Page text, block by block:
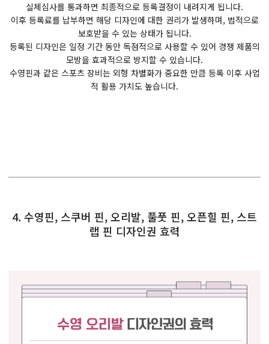
실체심사를 통과하면 최종적으로 등록결정이 내려지게 됩니다.
이후 등록료를 납부하면 해당 디자인에 대한 권리가 발생하며, 법적으로
보호받을 수 있는 상태가 됩니다.
등록된 디자인은 일정 기간 동안 독점적으로 사용할 수 있어 경쟁 제품의
모방을 효과적으로 방지할 수 있습니다.
수영핀과 같은 스포츠 장비는 외형 차별화가 중요한 만큼 등록 이후 사업
적 활용 가치도 높습니다.
4. 수영핀, 스쿠버 핀, 오리발, 풀풋 핀, 오픈힐 핀, 스트
랩 핀 디자인권 효력